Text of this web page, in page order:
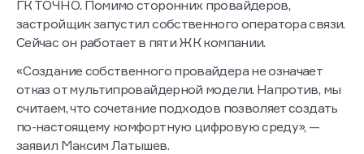
Альтернативная ситуация наблюдается в проектах
ГК ТОЧНО. Помимо сторонних провайдеров,
застройщик запустил собственного оператора связи.
«Создание собственного провайдера не означает
отказ от мультипровайдерной модели. Напротив, мы
считаем, что сочетание подходов позволяет создать
по-настоящему комфортную цифровую среду», —